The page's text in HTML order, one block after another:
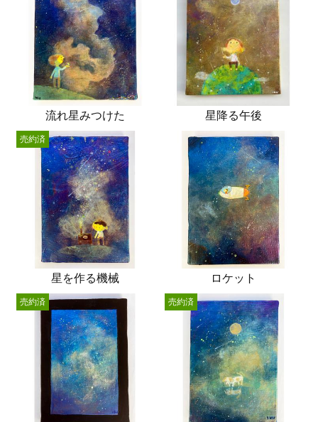
流れ星みつけた 星降る午後
星を作る機械
売約済
ロケット
売約済 売約済